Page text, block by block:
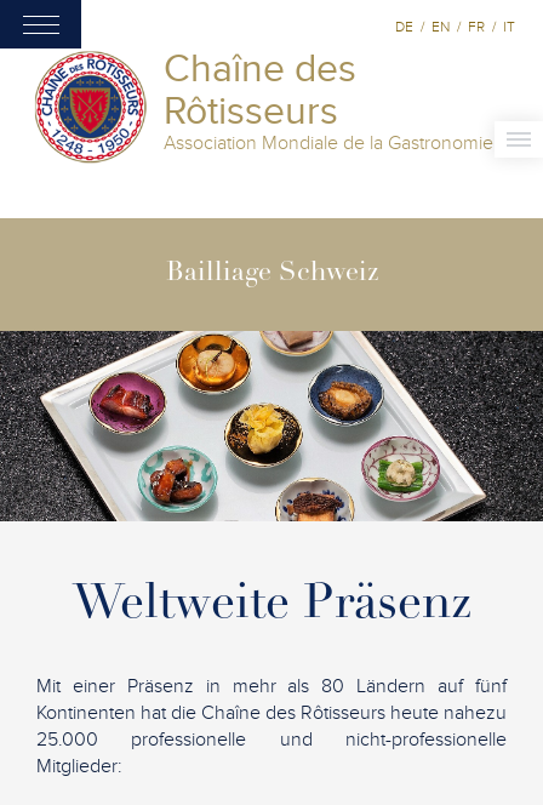
Chaîne des
Rôtisseurs
Association Mondiale de la Gastronomie
DE / EN / FR / IT
Bailliage Schweiz
Weltweite Präsenz
Mit einer Präsenz in mehr als 80 Ländern auf fünf
Kontinenten hat die Chaîne des Rôtisseurs heute nahezu
25.000 professionelle und nicht-professionelle
Mitglieder: